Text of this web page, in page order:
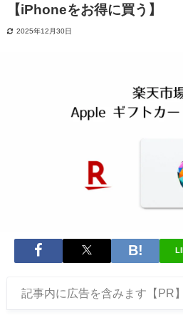
【iPhoneをお得に買う】
2025年12月30日
記事内に広告を含みます【PR】